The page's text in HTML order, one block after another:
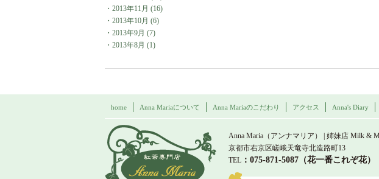
・ 2013年11月 (16)
・ 2013年10月 (6)
・ 2013年9月 (7)
・ 2013年8月 (1)
home Anna Mariaについて Anna Mariaのこだわり アクセス Anna's Diary
紅茶専門店 Anna Maria
Anna Maria（アンナマリア） | 姉妹店 Milk &
京都市右京区嵯峨天竜寺北造路町13
TEL ：075-871-5087（花一番これぞ花）